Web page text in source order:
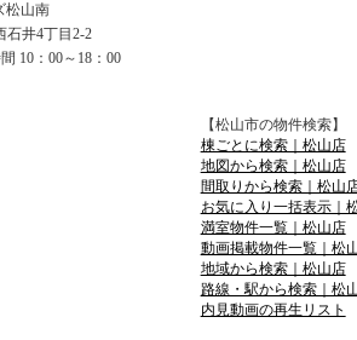
松山南
石井4丁目2-2
10：00～18：00
【松山市の物件検索】
棟ごとに検索｜松山店
地図から検索｜松山店
間取りから検索｜松山
お気に入り一括表示｜
満室物件一覧｜松山店
動画掲載物件一覧｜松
地域から検索｜松山店
路線・駅から検索｜松
内見動画の再生リスト